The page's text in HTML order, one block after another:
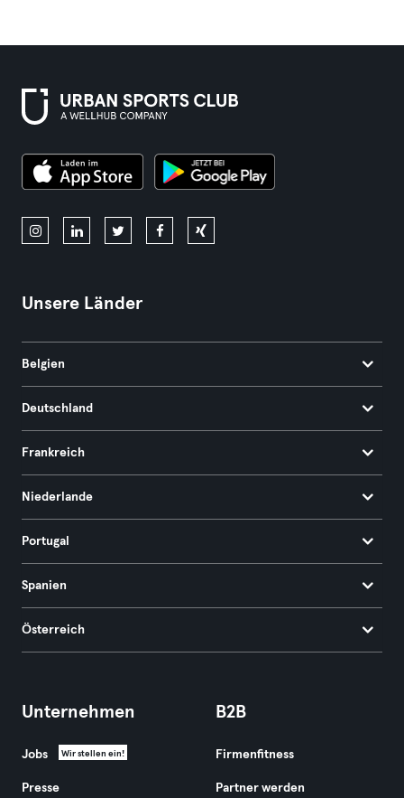
Unsere Länder
Belgien
Deutschland
Frankreich
Niederlande
Portugal
Spanien
Österreich
Unternehmen
Jobs Wir stellen ein!
Presse
B2B
Firmenfitness
Partner werden